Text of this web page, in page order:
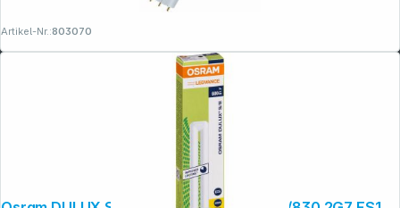
Artikel-Nr.:803070